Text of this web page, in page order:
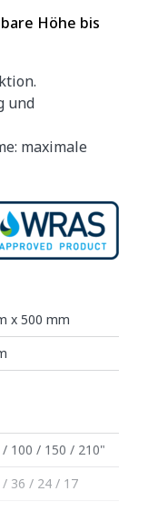
Höhe bis
und
maximale
x 500 mm
100 / 150 / 210"
/ 36 / 24 / 17